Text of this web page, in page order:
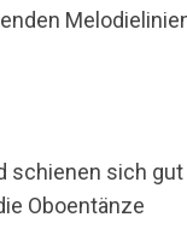
schienen sich
Oboentänze